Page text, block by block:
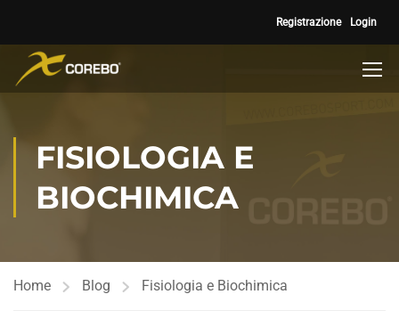
Registrazione Login
FISIOLOGIA E
BIOCHIMICA
Home Blog Fisiologia e Biochimica